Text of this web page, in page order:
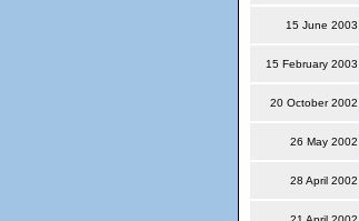
15 June 2003
15 February 2003
20 October 2002
26 May 2002
28 April 2002